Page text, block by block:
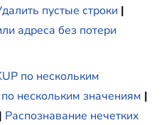
пустые строки |
адреса без потери
по нескольким
нескольким значениям |
| Распознавание нечетких